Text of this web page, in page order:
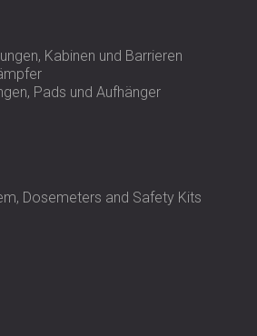
Kabinen und Barrieren
Pads und Aufhänger
Dosemeters and Safety Kits